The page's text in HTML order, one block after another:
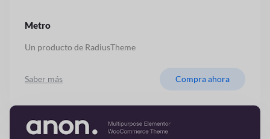
Metro
Un producto de RadiusTheme
Saber más Compra ahora